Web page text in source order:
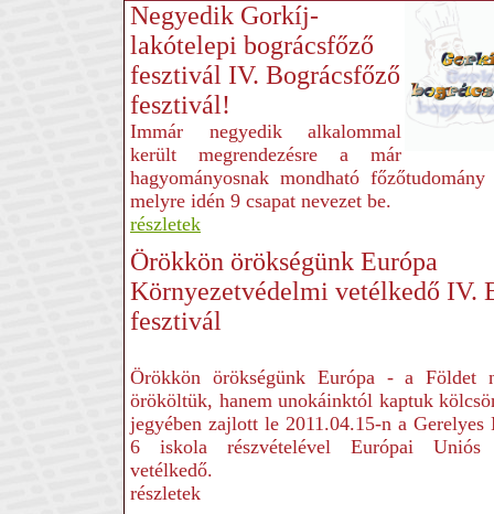
Negyedik Gorkíj-
lakótelepi bográcsfőző
fesztivál IV. Bográcsfőző
fesztivál!
Immár negyedik alkalommal
került megrendezésre a már
hagyományosnak mondható
melyre idén 9 csapat nevezet be.
részletek
Örökkön örökségünk Európa
Környezetvédelmi vetélkedő IV.
fesztivál
Örökkön örökségünk Európa - a Földet
örököltük, hanem unokáinktól kaptuk
jegyében zajlott le 2011.04.15-n a Gerelyes
6 iskola részvételével Európai Uniós
vetélkedő.
részletek